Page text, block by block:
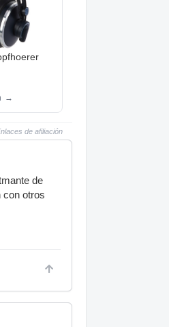
→
de afiliación
de
con otros